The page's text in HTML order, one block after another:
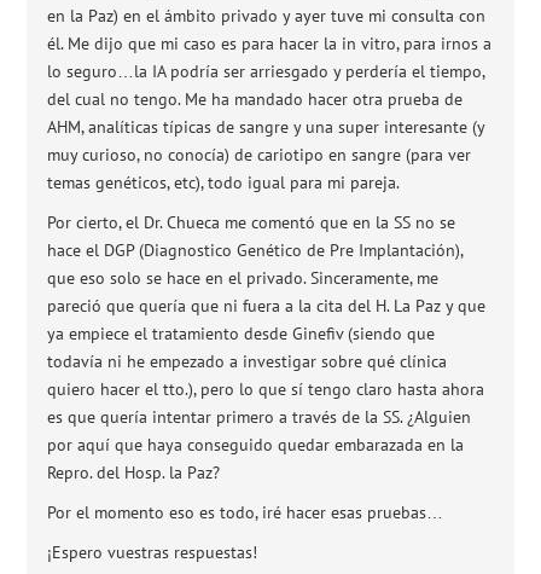
en la Paz) en el ámbito privado y ayer tuve mi consulta con
él. Me dijo que mi caso es para hacer la in vitro, para irnos a
lo seguro…la IA podría ser arriesgado y perdería el tiempo,
del cual no tengo. Me ha mandado hacer otra prueba de
AHM, analíticas típicas de sangre y una super interesante (y
muy curioso, no conocía) de cariotipo en sangre (para ver
temas genéticos, etc), todo igual para mi pareja.
Por cierto, el Dr. Chueca me comentó que en la SS no se
hace el DGP (Diagnostico Genético de Pre Implantación),
que eso solo se hace en el privado. Sinceramente, me
pareció que quería que ni fuera a la cita del H. La Paz y que
ya empiece el tratamiento desde Ginefiv (siendo que
todavía ni he empezado a investigar sobre qué clínica
quiero hacer el tto.), pero lo que sí tengo claro hasta ahora
es que quería intentar primero a través de la SS. ¿Alguien
por aquí que haya conseguido quedar embarazada en la
Repro. del Hosp. la Paz?
Por el momento eso es todo, iré hacer esas pruebas…
¡Espero vuestras respuestas!